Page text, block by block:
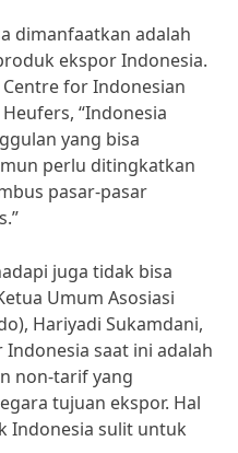
dimanfaatkan adalah
ekspor Indonesia.
for Indonesian
Heufers, “Indonesia
yang bisa
perlu ditingkatkan
pasar-pasar
juga tidak bisa
Umum Asosiasi
Hariyadi Sukamdani,
saat ini adalah
non-tarif yang
tujuan ekspor. Hal
Indonesia sulit untuk